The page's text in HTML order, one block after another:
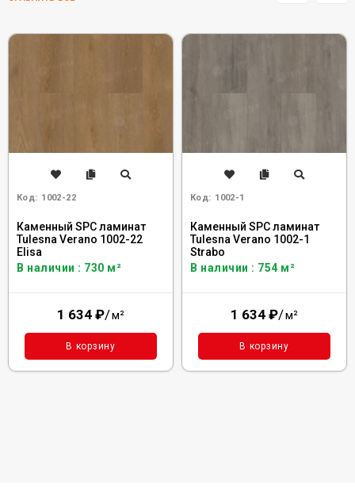
Код: 1002-22
Каменный SPC ламинат
Tulesna Verano 1002-22
Elisa
В наличии : 730 м²
1 634 ₽/м²
В корзину
Код: 1002-1
Каменный SPC ламинат
Tulesna Verano 1002-1
Strabo
В наличии : 754 м²
1 634 ₽/м²
В корзину